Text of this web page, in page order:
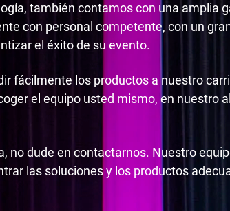
también contamos con una amplia
con personal competente, con un
el éxito de su evento.
fácilmente los productos a nuestro
el equipo usted mismo, en nuestro
no dude en contactarnos. Nuestro
las soluciones y los productos